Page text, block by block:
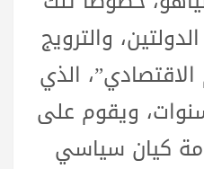
والترويج
الذي
ويقوم على
كيان سياسي